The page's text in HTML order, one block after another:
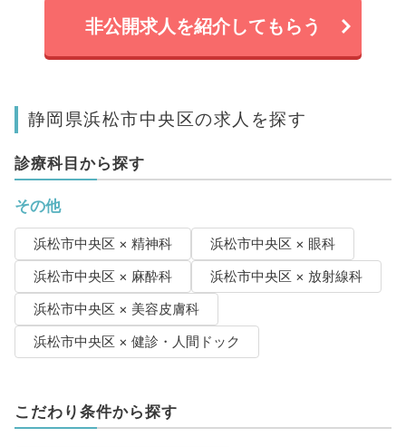
非公開求人を紹介してもらう
静岡県浜松市中央区の求人を探す
診療科目から探す
その他
浜松市中央区 × 精神科
浜松市中央区 × 眼科
浜松市中央区 × 麻酔科
浜松市中央区 × 放射線科
浜松市中央区 × 美容皮膚科
浜松市中央区 × 健診・人間ドック
こだわり条件から探す